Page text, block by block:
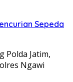
Sepeda
Polda Jatim,
Ngawi